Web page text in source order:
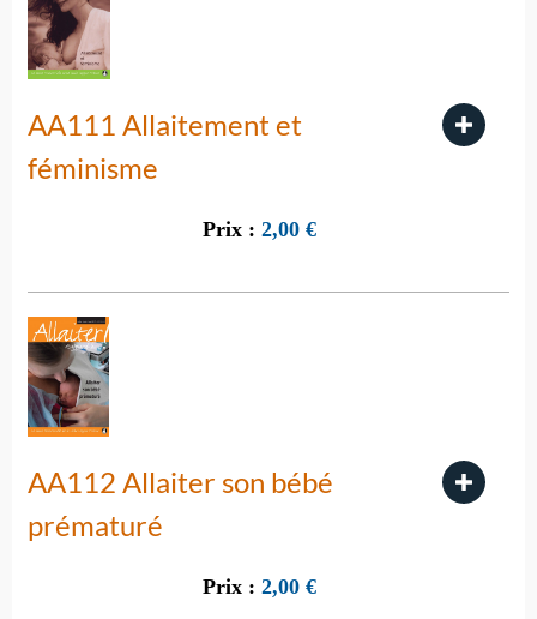
AA111 Allaitement et
féminisme
Prix : 2,00 €
AA112 Allaiter son bébé
prématuré
Prix : 2,00 €